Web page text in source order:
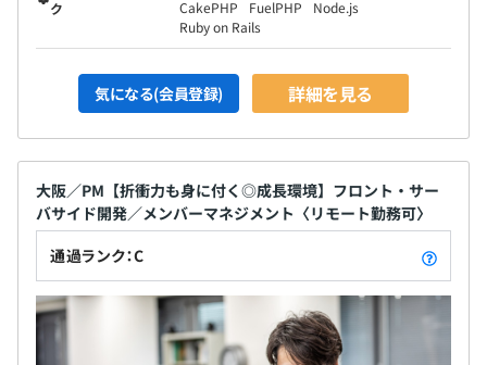
ク CakePHP FuelPHP
Node.js
Ruby on Rails
気になる(会員登録) 詳細を見る
大阪／PM【折衝力も身に付く◎成長環境】フロント・サー
バサイド開発／メンバーマネジメント〈リモート勤務可〉
通過ランク：C